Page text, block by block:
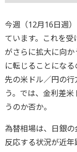
今週（12月16日週
ています。これを
がさらに拡大に向
に転じることにな
先の米ドル／円の
う。では、金利差
うのか否か。
為替相場は、日銀
反応する状況が近